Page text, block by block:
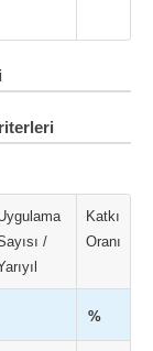
/
Katkı
Oranı
%